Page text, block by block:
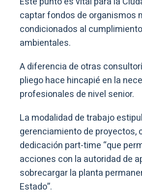
captar fondos de organismos
condicionados al
ambientales.
A diferencia de otras
pliego hace hincapié en la
profesionales de nivel senior.
La modalidad de trabajo
gerenciamiento de proyectos,
dedicación part-time “que
acciones con la autoridad de
sobrecargar la planta
Estado”.